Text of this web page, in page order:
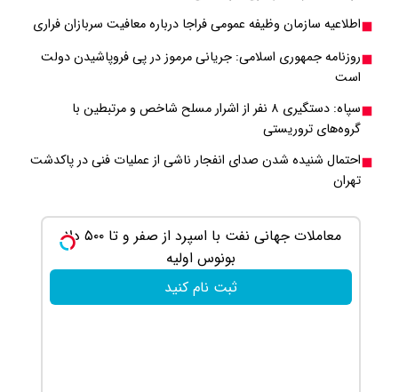
اطلاعیه سازمان وظیفه عمومی فراجا درباره معافیت سربازان فراری
روزنامه جمهوری اسلامی: جریانی مرموز در پی فروپاشیدن دولت
است
سپاه: دستگیری ۸ نفر از اشرار مسلح شاخص و مرتبطین با
گروه‌های تروریستی
احتمال شنیده شدن صدای انفجار ناشی از عملیات فنی در پاکدشت
تهران
معاملات جهانی نفت با اسپرد از صفر و تا ۵۰۰ دلار
بونوس اولیه
ثبت نام کنید